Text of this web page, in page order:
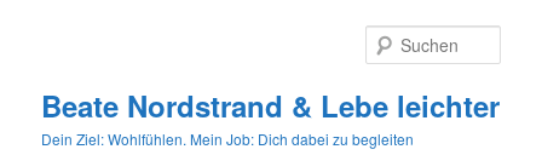
Beate Nordstrand & Lebe leichter
Dein Ziel: Wohlfühlen. Mein Job: Dich dabei zu begleiten